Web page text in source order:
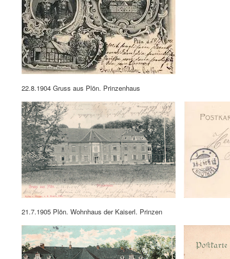
22.8.1904 Gruss aus Plön. Prinzenhaus
21.7.1905 Plön. Wohnhaus der Kaiserl. Prinzen